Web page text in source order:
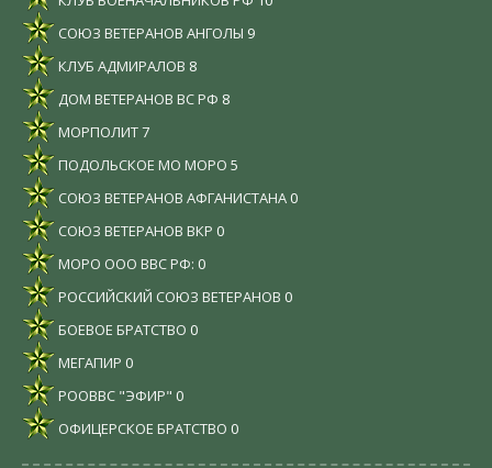
СОЮЗ ВЕТЕРАНОВ АНГОЛЫ 9
КЛУБ АДМИРАЛОВ 8
ДОМ ВЕТЕРАНОВ ВС РФ 8
МОРПОЛИТ7
ПОДОЛЬСКОЕ МО МОРО 5
СОЮЗ ВЕТЕРАНОВ АФГАНИСТАНА 0
СОЮЗ ВЕТЕРАНОВ ВКР 0
МОРО ООО ВВС РФ: 0
РОССИЙСКИЙ СОЮЗ ВЕТЕРАНОВ 0
БОЕВОЕ БРАТСТВО 0
МЕГАПИР 0
РООВВС "ЭФИР" 0
ОФИЦЕРСКОЕ БРАТСТВО 0